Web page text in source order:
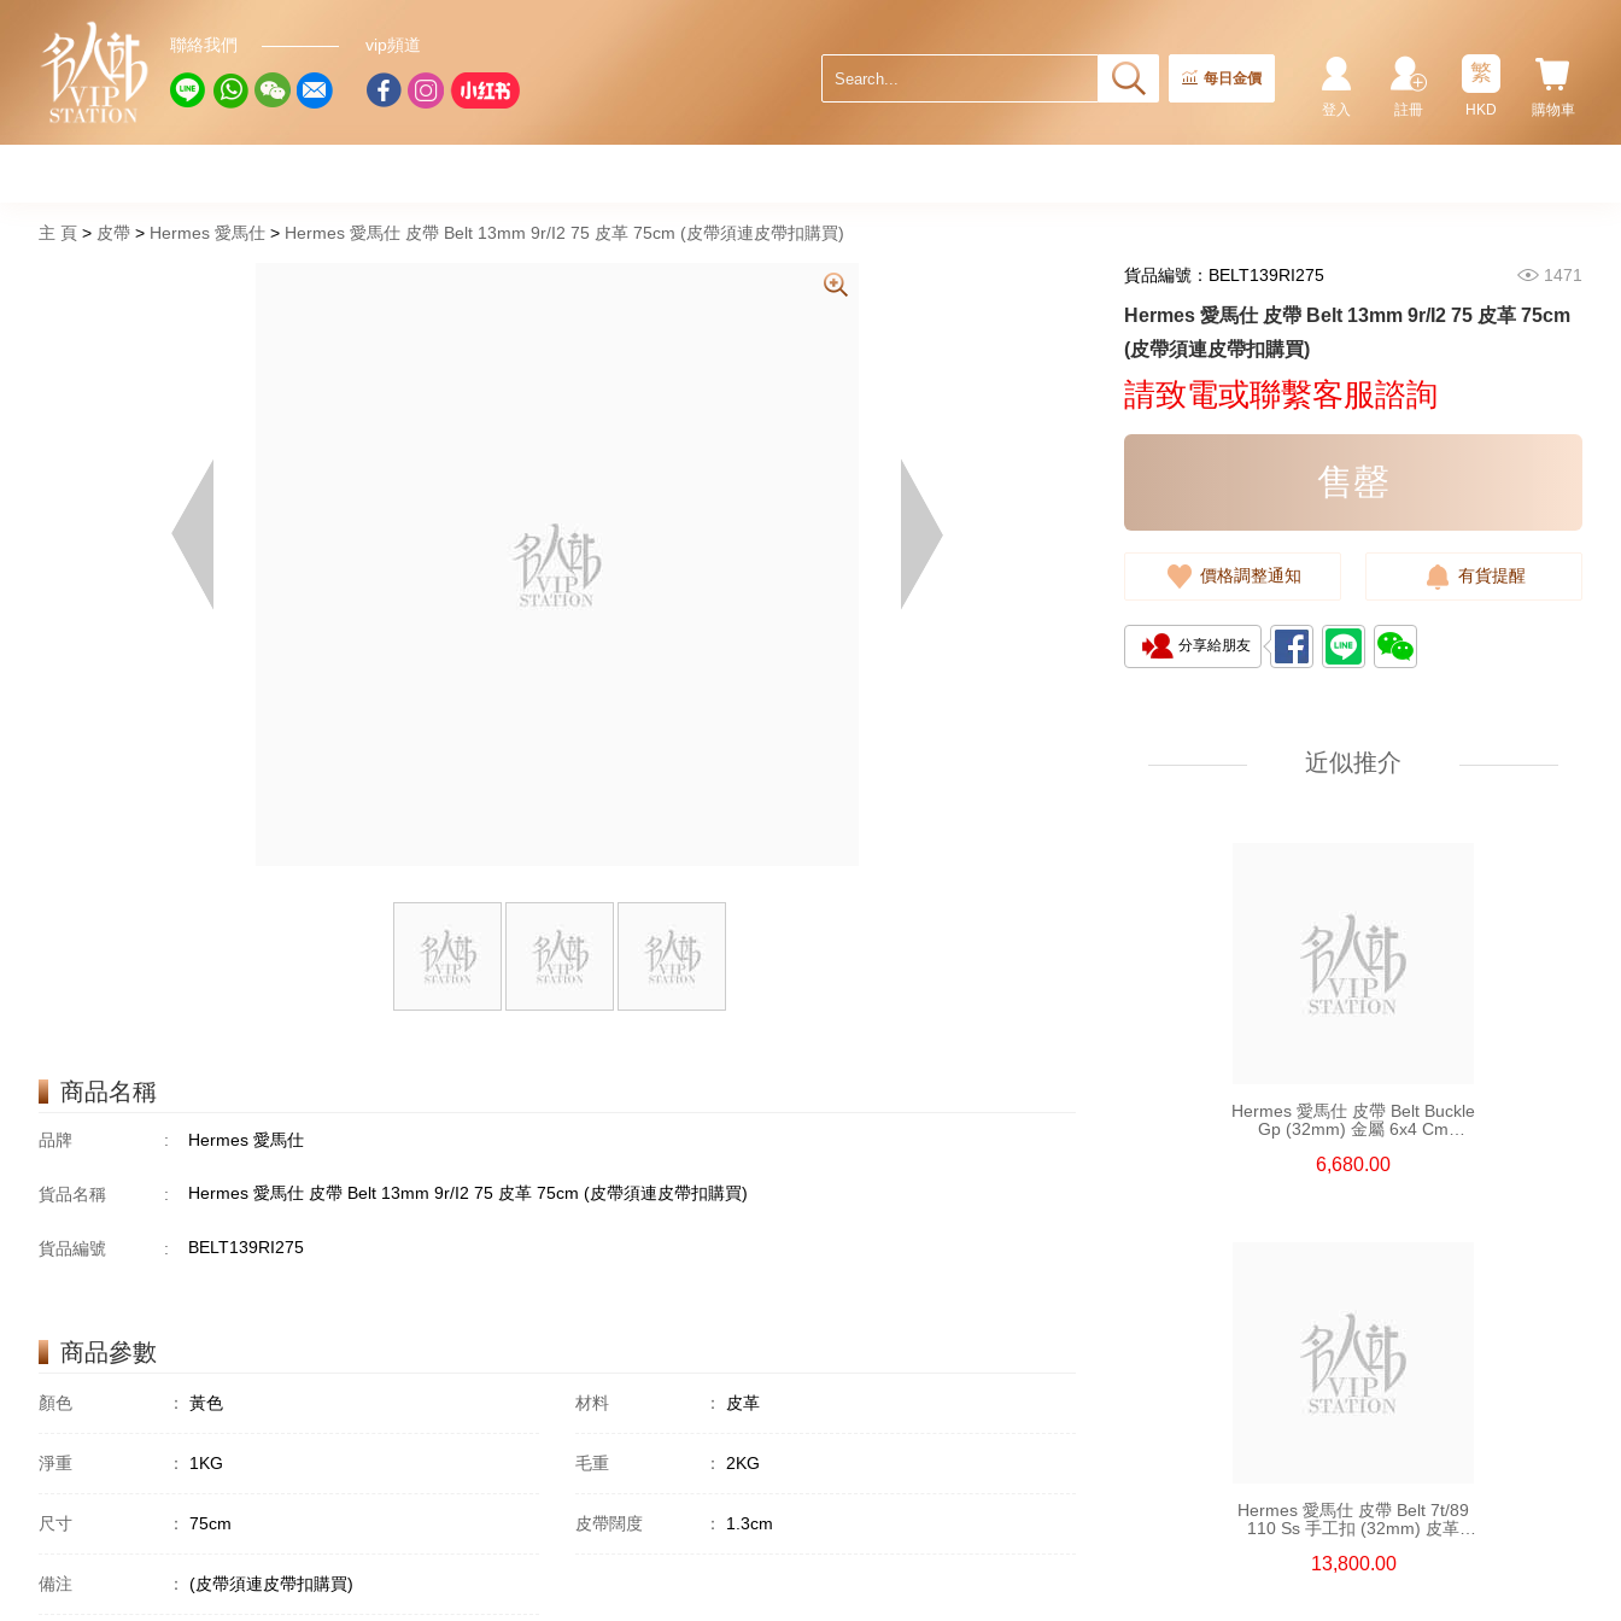
聯絡我們 vip頻道
每日金價
購物車
繁
HKD
註冊
登入
主 頁 皮帶 Hermes 愛馬仕 Hermes 愛馬仕 皮帶 Belt 13mm 9r/I2 75 皮革 75cm (皮帶須連皮帶扣購買)
商品名稱
品牌 : Hermes 愛馬仕
貨品名稱 : Hermes 愛馬仕 皮帶 Belt 13mm 9r/I2 75 皮革 75cm (皮帶須連皮帶扣購買)
貨品編號 : BELT139RI275
商品參數
顏色 ： 黃色 材料 ： 皮革
淨重 ： 1KG 毛重 ： 2KG
尺寸 ： 75cm 皮帶闊度 ： 1.3cm
備注 ： (皮帶須連皮帶扣購買)
貨品編號：BELT139RI275 1471
Hermes 愛馬仕 皮帶 Belt 13mm 9r/I2 75 皮革 75cm
(皮帶須連皮帶扣購買)
請致電或聯繫客服諮詢
售罄
價格調整通知 有貨提醒
分享給朋友
近似推介
Hermes 愛馬仕 皮帶 Kelly Belt
4,980.00
Hermes 愛馬仕 皮帶 Belt Buckle
Gp (32mm) 金屬 6x4 Cm
6,680.00
Hermes 愛馬仕 皮帶 Belt 7t/89
110 Ss 手工扣 (32mm) 皮革
13,800.00